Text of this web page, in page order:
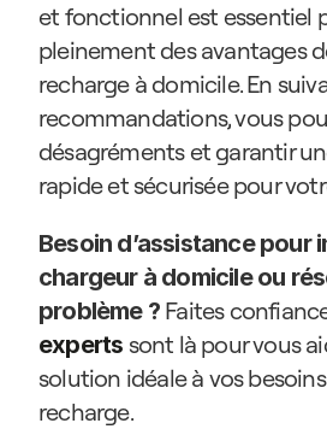
et fonctionnel est essentiel
pleinement des avantages
recharge à domicile. En
recommandations, vous
désagréments et garantir
rapide et sécurisée pour
Besoin d’assistance pour
chargeur à domicile ou
problème ? Faites
experts sont là pour vous
solution idéale à vos
recharge.